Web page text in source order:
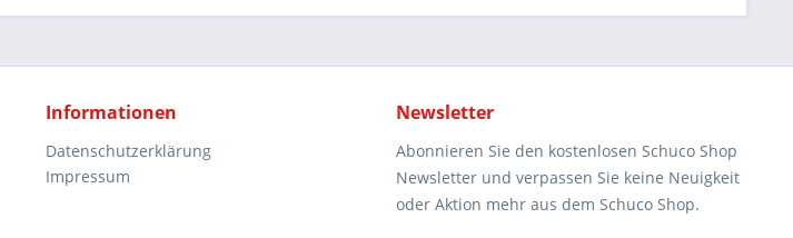
Informationen
Datenschutzerklärung
Impressum
Newsletter
Abonnieren Sie den kostenlosen Schuco Shop
Newsletter und verpassen Sie keine Neuigkeit
oder Aktion mehr aus dem Schuco Shop.